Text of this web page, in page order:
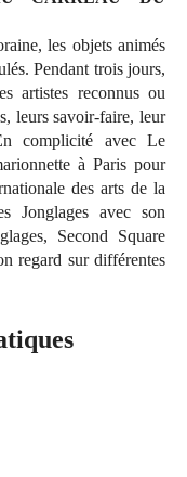
les objets animés
Pendant trois jours,
artistes reconnus ou
leurs savoir-faire, leur
complicité avec Le
à Paris pour
des arts de la
Jonglages avec son
Second Square
regard sur différentes